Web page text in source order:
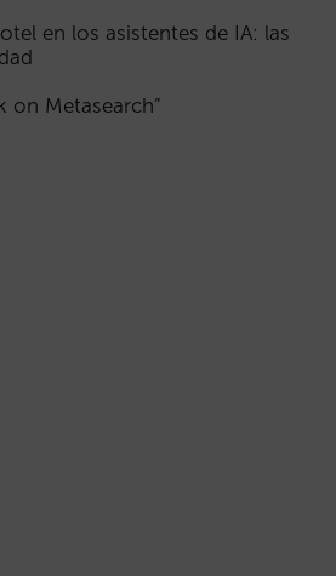
en los asistentes de IA: las
on Metasearch”